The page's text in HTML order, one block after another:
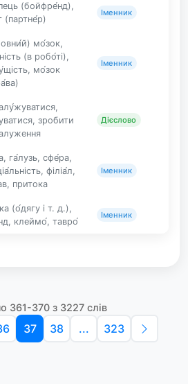
(бойфре́нд),
(партне́р)
Іменник
мо́зок,
(в робо́ті),
мо́зок
Іменник
зробити
Дієслово
га́лузь, сфе́ра,
філіа́л,
притока
Іменник
(о́дягу і т. д.),
клеймо́, тавро́
Іменник
361-370 з 3227 слів
37 38 ... 323